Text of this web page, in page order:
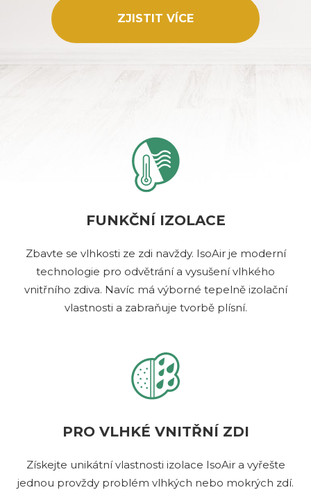
ZJISTIT VÍCE
FUNKČNÍ IZOLACE
Zbavte se vlhkosti ze zdi navždy. IsoAir je moderní
technologie pro odvětrání a vysušení vlhkého
vnitřního zdiva. Navíc má výborné tepelně izolační
vlastnosti a zabraňuje tvorbě plísní.
PRO VLHKÉ VNITŘNÍ ZDI
Získejte unikátní vlastnosti izolace IsoAir a vyřešte
jednou provždy problém vlhkých nebo mokrých zdí.